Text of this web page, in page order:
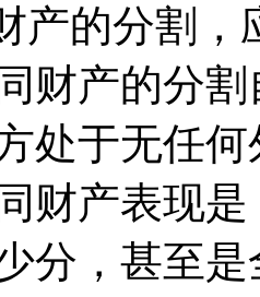
产的分割
财产的分
处于无任
财产表现
分，甚至